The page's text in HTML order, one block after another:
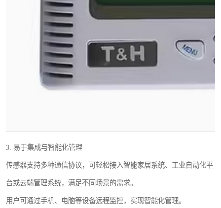
3. 易于集成与智能化管理
传感器支持多种通信协议，可轻松接入智能家居系统、工业自动化平
台或云端管理系统，满足不同场景的需求。
用户可通过手机、电脑等设备远程监控，实现智能化管理。